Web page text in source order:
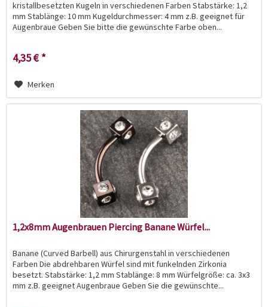
kristallbesetzten Kugeln in verschiedenen Farben Stabstärke: 1,2
mm Stablänge: 10 mm Kugeldurchmesser: 4 mm z.B. geeignet für
Augenbraue Geben Sie bitte die gewünschte Farbe oben...
4,35 € *
Merken
1,2x8mm Augenbrauen Piercing Banane Würfel...
Banane (Curved Barbell) aus Chirurgenstahl in verschiedenen
Farben Die abdrehbaren Würfel sind mit funkelnden Zirkonia
besetzt. Stabstärke: 1,2 mm Stablänge: 8 mm Würfelgröße: ca. 3x3
mm z.B. geeignet Augenbraue Geben Sie die gewünschte...